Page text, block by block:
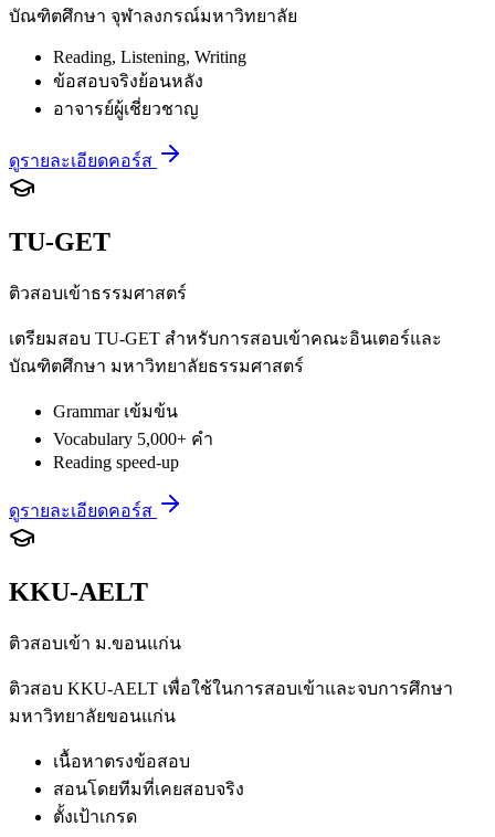
บัณฑิตศึกษา จุฬาลงกรณ์มหาวิทยาลัย
Reading, Listening, Writing
ข้อสอบจริงย้อนหลัง
อาจารย์ผู้เชี่ยวชาญ
ดูรายละเอียดคอร์ส
TU-GET
ติวสอบเข้าธรรมศาสตร์
เตรียมสอบ TU-GET สำหรับการสอบเข้าคณะอินเตอร์และ
บัณฑิตศึกษา มหาวิทยาลัยธรรมศาสตร์
Grammar เข้มข้น
Vocabulary 5,000+ คำ
Reading speed-up
ดูรายละเอียดคอร์ส
KKU-AELT
ติวสอบเข้า ม.ขอนแก่น
ติวสอบ KKU-AELT เพื่อใช้ในการสอบเข้าและจบการศึกษา
มหาวิทยาลัยขอนแก่น
เนื้อหาตรงข้อสอบ
สอนโดยทีมที่เคยสอบจริง
ตั้งเป้าเกรด